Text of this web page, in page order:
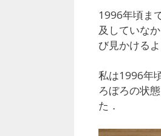
1996年頃ま
及していな
び見かける
私は1996年
ろぼろの状
た．